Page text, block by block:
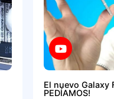
El nuevo Galaxy
PEDÍAMOS!